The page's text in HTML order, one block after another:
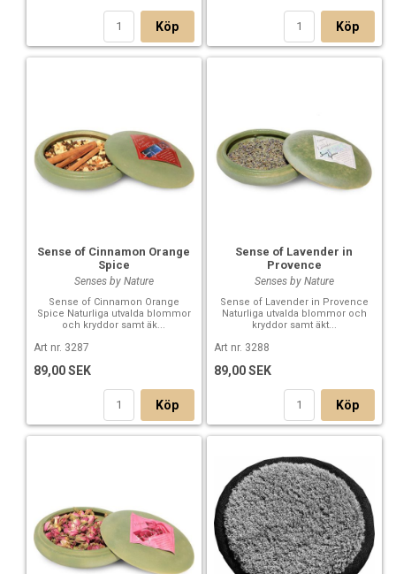
Köp Köp
Sense of Cinnamon Orange
Spice
Senses by Nature
Sense of Cinnamon Orange
Spice Naturliga utvalda blommor
och kryddor samt äk...
Art nr. 3287
89,00 SEK
Köp
Sense of Lavender in
Provence
Senses by Nature
Sense of Lavender in Provence
Naturliga utvalda blommor och
kryddor samt äkt...
Art nr. 3288
89,00 SEK
Köp